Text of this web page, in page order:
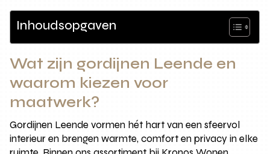
Inhoudsopgaven
Wat zijn gordijnen Leende en
waarom kiezen voor
maatwerk?
Gordijnen Leende vormen hét hart van een sfeervol
interieur en brengen warmte, comfort en privacy in elke